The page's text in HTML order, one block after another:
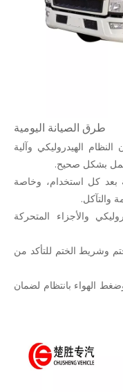
طرق الصيانة اليومية
الهيدروليكي وآلية
بشكل صحيح.
بعد كل استخدام، وخاصة
والتآكل.
والأجزاء المتحركة
وشريط الختم للتأكد من
الهواء بانتظام لضمان